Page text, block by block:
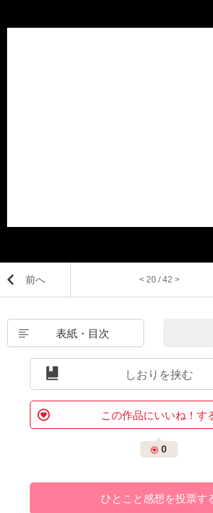
前へ < 20 / 42 >
表紙・目次
しおりを挟む
この作品にいいね！す
0
ひとこと感想を投票す